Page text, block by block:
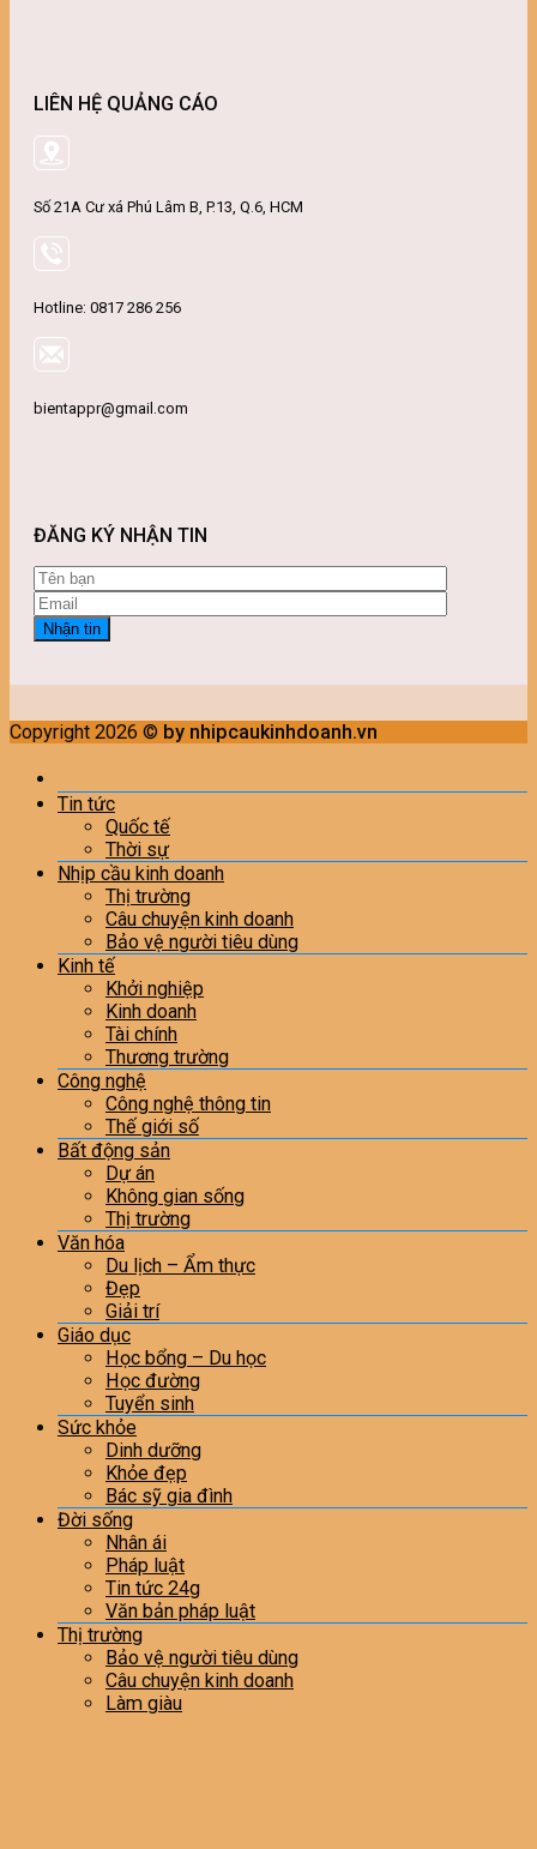
LIÊN HỆ QUẢNG CÁO
Số 21A Cư xá Phú Lâm B, P.13, Q.6, HCM
Hotline: 0817 286 256
bientappr@gmail.com
ĐĂNG KÝ NHẬN TIN
Copyright 2026 © by nhipcaukinhdoanh.vn
Tin tức
Quốc tế
Thời sự
Nhịp cầu kinh doanh
Thị trường
Câu chuyện kinh doanh
Bảo vệ người tiêu dùng
Kinh tế
Khởi nghiệp
Kinh doanh
Tài chính
Thương trường
Công nghệ
Công nghệ thông tin
Thế giới số
Bất động sản
Dự án
Không gian sống
Thị trường
Văn hóa
Du lịch – Ẩm thực
Đẹp
Giải trí
Giáo dục
Học bổng – Du học
Học đường
Tuyển sinh
Sức khỏe
Dinh dưỡng
Khỏe đẹp
Bác sỹ gia đình
Đời sống
Nhân ái
Pháp luật
Tin tức 24g
Văn bản pháp luật
Thị trường
Bảo vệ người tiêu dùng
Câu chuyện kinh doanh
Làm giàu